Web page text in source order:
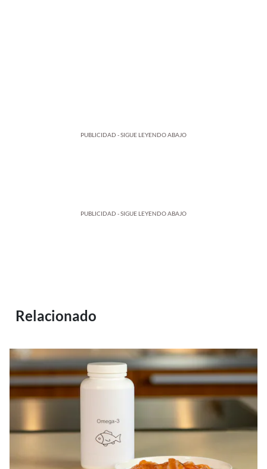
PUBLICIDAD - SIGUE LEYENDO ABAJO
PUBLICIDAD - SIGUE LEYENDO ABAJO
Relacionado